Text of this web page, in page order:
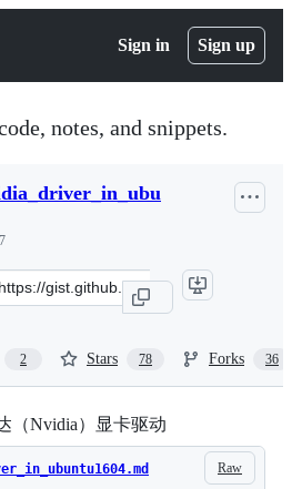
Sign in Sign up
notes, and snippets.
2 Stars 78 Forks 36
（Nvidia）显卡驱动
Raw